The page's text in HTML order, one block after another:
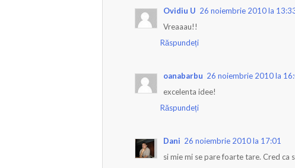
Ovidiu U 26 noiembrie 2010 la
Vreaaau!!
Răspundeți
oanabarbu 26 noiembrie 2010 la
excelenta idee!
Răspundeți
Dani 26 noiembrie 2010 la 17:01
si mie mi se pare foarte tare. Cred ca